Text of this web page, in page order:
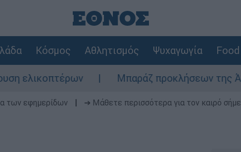
Κόσμος Αθλητισμός Ψυχαγωγία
Μπαράζ προκλήσεων της Άγκυρας στο
των εφημερίδων ➔ Μάθετε περισσότερα για τον καιρό